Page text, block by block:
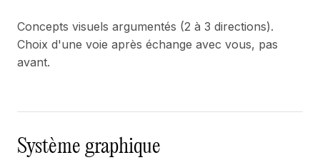
Concepts visuels argumentés (2 à 3 directions).
Choix d'une voie après échange avec vous, pas
avant.
Système graphique